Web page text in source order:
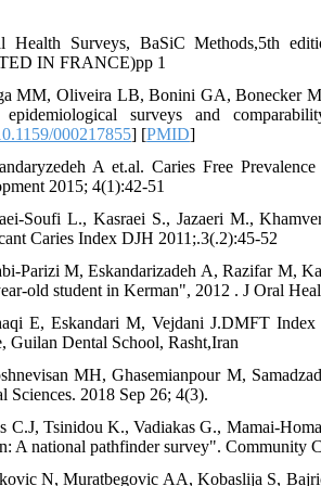
Health Surveys, BaSiC Methods,5th
IN FRANCE)pp 1
MM, Oliveira LB, Bonini GA, Bonecker
surveys and
000217855] [PMID]
A et.al. Caries Free
2015; 4(1):42-51
Soufi L., Kasraei S., Jazaeri M.,
Caries Index DJH 2011;.3(.2):45-52
Parizi M, Eskandarizadeh A, Razifar M,
old student in Kerman", 2012 . J Oral
E, Eskandari M, Vejdani J.DMFT
Guilan Dental School, Rasht,Iran
MH, Ghasemianpour M,
Sciences. 2018 Sep 26; 4(3).
C.J, Tsinidou K., Vadiakas G., Mamai-
A national pathfinder survey". Community
N, Muratbegovic AA, Kobaslija S,